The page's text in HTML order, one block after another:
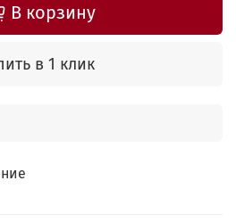
В корзину
в 1 клик